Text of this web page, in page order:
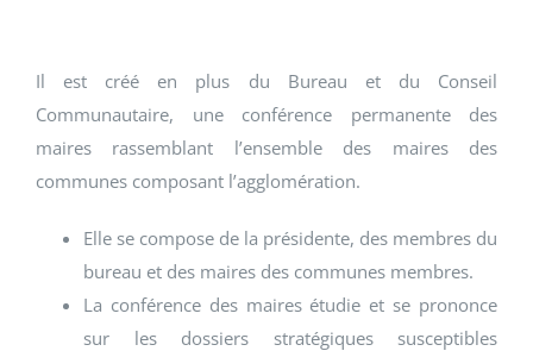
Il est créé en plus du Bureau et du Conseil
Communautaire, une conférence permanente des
maires rassemblant l’ensemble des maires des
communes composant l’agglomération.
Elle se compose de la présidente, des membres du
bureau et des maires des communes membres.
La conférence des maires étudie et se prononce
sur les dossiers stratégiques susceptibles